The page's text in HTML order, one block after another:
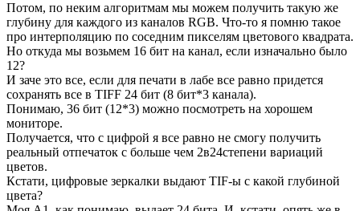
Потом, по неким алгоритмам мы можем получить такую же
глубину для каждого из каналов RGB. Что-то я помню такое
про интерполяцию по соседним пикселям цветового квадрата.
Но откуда мы возьмем 16 бит на канал, если изначально было
12?
И заче это все, если для печати в лабе все равно придется
сохранять все в TIFF 24 бит (8 бит*3 канала).
Понимаю, 36 бит (12*3) можно посмотреть на хорошем
мониторе.
Получается, что с цифрой я все равно не смогу получить
реальный отпечаток с больше чем 2в24степени вариаций
цветов.
Кстати, цифровые зеркалки выдают TIF-ы с какой глубиной
цвета?